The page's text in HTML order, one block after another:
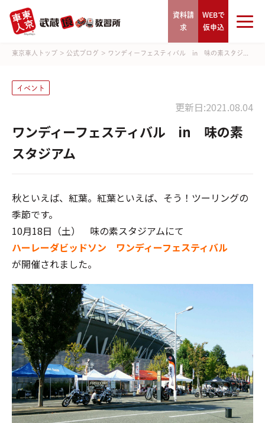
資料請
求
WEBで
仮申込
東京車人トップ > 公式ブログ > ワンディーフェスティバル in 味の素スタジ...
イベント
更新日:2021.08.04
ワンディーフェスティバル in 味の素
スタジアム
秋といえば、紅葉。紅葉といえば、そう！ツーリングの
季節です。
10月18日（土） 味の素スタジアムにて
ハーレーダビッドソン ワンディーフェスティバル
が開催されました。